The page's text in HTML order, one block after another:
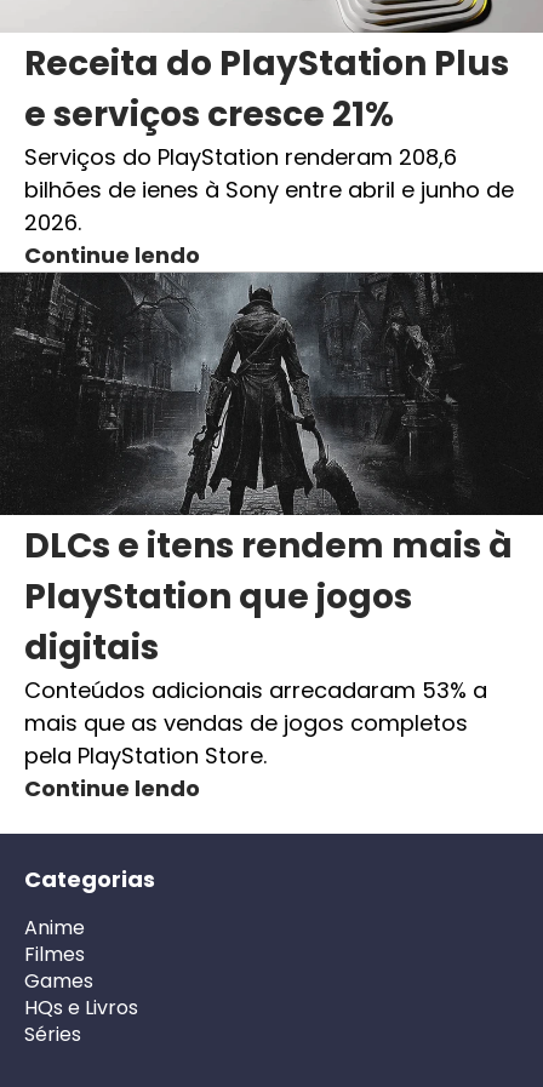
Receita do PlayStation Plus
e serviços cresce 21%
Serviços do PlayStation renderam 208,6
bilhões de ienes à Sony entre abril e junho de
2026.
Continue lendo
DLCs e itens rendem mais à
PlayStation que jogos
digitais
Conteúdos adicionais arrecadaram 53% a
mais que as vendas de jogos completos
pela PlayStation Store.
Continue lendo
Categorias
Anime
Filmes
Games
HQs e Livros
Séries